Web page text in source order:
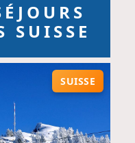
SUISSE
SUISSE